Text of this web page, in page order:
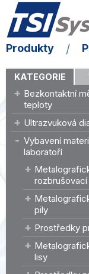
Produkty
KATEGORIE
Bezkontaktní
teploty
Ultrazvuková
Vybavení
laboratoří
rozbrušovací
pily
Prostředky
lisy